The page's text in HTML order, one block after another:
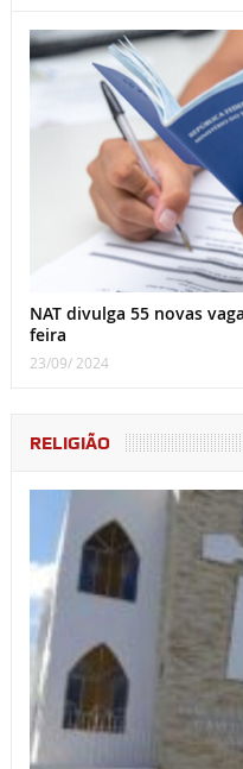
NAT divulga 55 novas
feira
23/09/ 2024
RELIGIÃO